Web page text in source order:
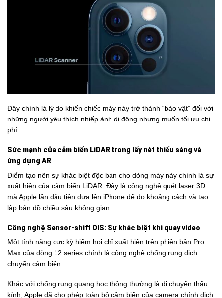
Đây chính là lý do khiến chiếc máy này trở thành “bảo vật” đối với
những người yêu thích nhiếp ảnh di động nhưng muốn tối ưu chi
phí.
Sức mạnh của cảm biến LiDAR trong lấy nét thiếu sáng và
ứng dụng AR
Điểm tạo nên sự khác biệt độc bản cho dòng máy này chính là sự
xuất hiện của cảm biến LiDAR. Đây là công nghệ quét laser 3D
mà Apple lần đầu tiên đưa lên iPhone để đo khoảng cách và tạo
lập bản đồ chiều sâu không gian.
Công nghệ Sensor-shift OIS: Sự khác biệt khi quay video
Một tính năng cực kỳ hiếm hoi chỉ xuất hiện trên phiên bản Pro
Max của dòng 12 series chính là công nghệ chống rung dịch
chuyển cảm biến.
Khác với chống rung quang học thông thường là di chuyển thấu
kính, Apple đã cho phép toàn bộ cảm biến của camera chính dịch